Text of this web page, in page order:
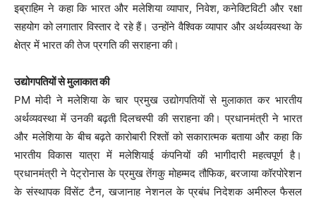
इब्राहिम ने कहा कि भारत और मलेशिया व्यापार, निवेश, कनेक्टिविटी और रक्षा
सहयोग को लगातार विस्तार दे रहे हैं। उन्होंने वैश्विक व्यापार और अर्थव्यवस्था के
क्षेत्र में भारत की तेज प्रगति की सराहना की।
उद्योगपतियों से मुलाकात की
PM मोदी ने मलेशिया के चार प्रमुख उद्योगपतियों से मुलाकात कर भारतीय
अर्थव्यवस्था में उनकी बढ़ती दिलचस्पी की सराहना की। प्रधानमंत्री ने भारत
और मलेशिया के बीच बढ़ते कारोबारी रिश्तों को सकारात्मक बताया और कहा कि
भारतीय विकास यात्रा में मलेशियाई कंपनियों की भागीदारी महत्वपूर्ण है।
प्रधानमंत्री ने पेट्रोनास के प्रमुख तेंगकु मोहम्मद तौफिक, बरजाया कॉरपोरेशन
के संस्थापक विंसेंट टैन, खजानाह नेशनल के प्रबंध निदेशक अमीरुल फैसल